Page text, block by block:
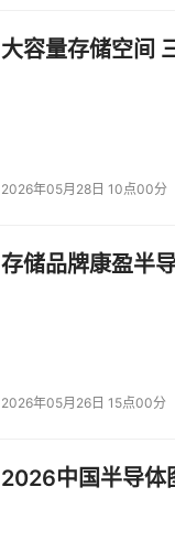
大容量存储空间
2026年05月28日 10点00分
存储品牌康盈半
2026年05月26日 15点00分
2026中国半导体